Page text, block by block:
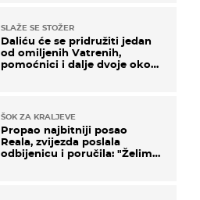
SLAŽE SE STOŽER
Daliću će se pridružiti jedan
od omiljenih Vatrenih,
pomoćnici i dalje dvoje oko
ŠOK ZA KRALJEVE
Propao najbitniji posao
Reala, zvijezda poslala
odbijenicu i poručila: "Želim